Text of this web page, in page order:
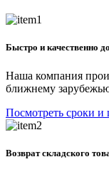
Быстро и качественно
Наша компания
ближнему
Посмотреть сроки и
Возврат складского